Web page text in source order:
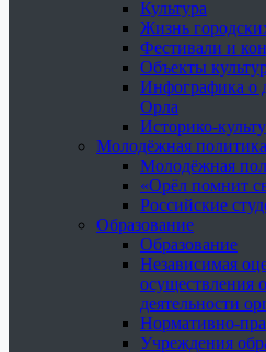
Культура
Жизнь
Фестивали и
Объекты
Инфографика о
Орла
Историко-
Молодёжная политика
Молодёжная
«Орёл помнит
Российские
Образование
Образование
Независимая
осуществления
деятельности
Нормативно-
Учреждения